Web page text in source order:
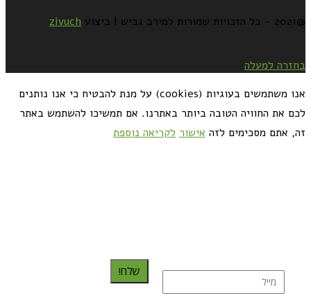
@2021 - כל הזכויות שמורות למירב גביש | ביצוע zivuch
בחזרה למעלה
אנו משתמשים בעוגיות (cookies) על מנת להבטיח כי אנו נותנים
לכם את החוויה הטובה ביותר באתרנו. אם תמשיכו להשתמש באתר
זה, אתם מסכימים לזה אישור לקריאה נוספת
שלח!